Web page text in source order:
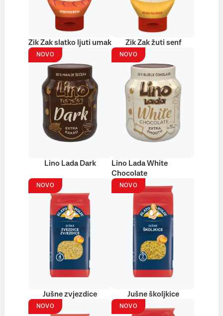
Zik Zak slatko ljuti umak Zik Zak žuti senf
NOVO
Lino Lada Dark
NOVO
Lino Lada White
Chocolate
NOVO
Jušne zvjezdice
NOVO
Jušne školjkice
NOVO NOVO